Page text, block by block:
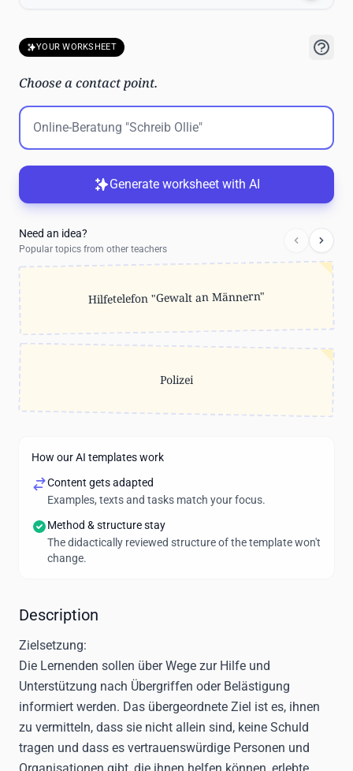
YOUR WORKSHEET
Choose a contact point.
Generate worksheet with AI
Need an idea?
Popular topics from other teachers
Hilfetelefon "Gewalt an Männern"
Polizei
How our AI templates work
Content gets adapted
Examples, texts and tasks match your focus.
Method & structure stay
The didactically reviewed structure of the template won't
change.
Description
Zielsetzung:
Die Lernenden sollen über Wege zur Hilfe und
Unterstützung nach Übergriffen oder Belästigung
informiert werden. Das übergeordnete Ziel ist es, ihnen
zu vermitteln, dass sie nicht allein sind, keine Schuld
tragen und dass es vertrauenswürdige Personen und